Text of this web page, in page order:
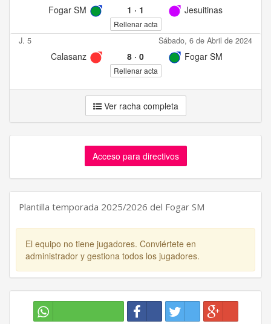
Fogar SM 1 · 1 Jesuitinas
Rellenar acta
J. 5 Sábado, 6 de Abril de 2024
Calasanz 8· 0 Fogar SM
Rellenar acta
Ver racha completa
Acceso para directivos
Plantilla temporada 2025/2026 del Fogar SM
El equipo no tiene jugadores. Conviértete en
administrador y gestiona todos los jugadores.